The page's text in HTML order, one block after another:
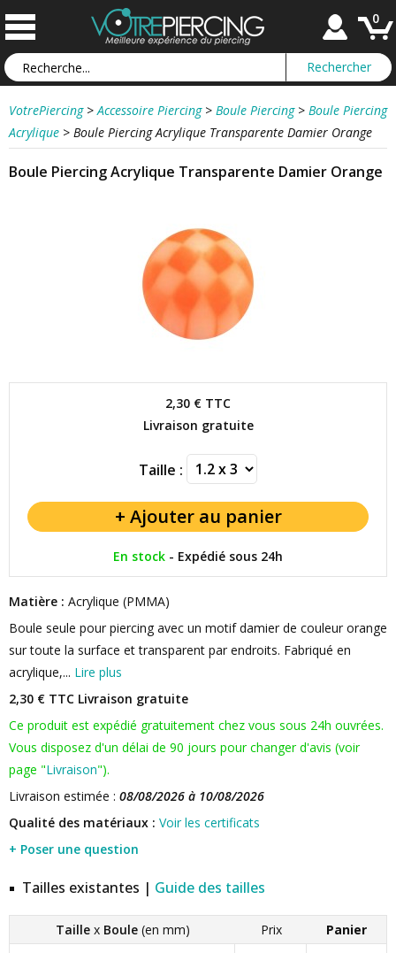
0
VotrePiercing > Accessoire Piercing > Boule Piercing > Boule Piercing
Acrylique > Boule Piercing Acrylique Transparente Damier Orange
Boule Piercing Acrylique Transparente Damier Orange
2,30 € TTC
Livraison gratuite
Taille :
En stock - Expédié sous 24h
Matière : Acrylique (PMMA)
Boule seule pour piercing avec un motif damier de couleur orange
sur toute la surface et transparent par endroits. Fabriqué en
acrylique,... Lire plus
2,30 € TTC Livraison gratuite
Ce produit est expédié gratuitement chez vous sous 24h ouvrées.
Vous disposez d'un délai de 90 jours pour changer d'avis (voir
page "Livraison").
Livraison estimée : 08/08/2026 à 10/08/2026
Qualité des matériaux : Voir les certificats
+ Poser une question
Tailles existantes | Guide des tailles
Taille x Boule (en mm) Prix Panier